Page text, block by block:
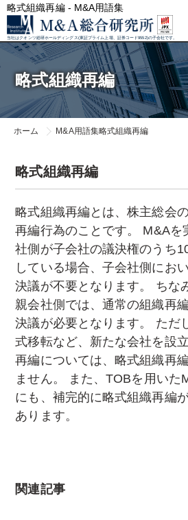
略式組織再編 - M&A用語集
当社はクオンツ総研ホールディングス(東証プライム上場、証券コード9552)の子会社です。
略式組織再編
ホーム M&A用語集略式組織再編
略式組織再編
略式組織再編とは、株主総会
再編行為のことです。 M&Aを
社側が子会社の議決権のうち
している場合、子会社側にお
決議が不要となります。 ちな
親会社側では、通常の組織再
決議が必要となります。 ただ
式移転など、新たな会社を設
再編については、略式組織再
ません。 また、TOBを用いた
にも、補完的に略式組織再編
あります。
関連記事